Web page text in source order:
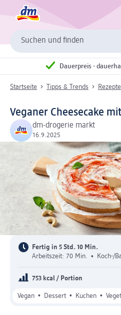
Suchen und finden
Dauerpreis -
Startseite Tipps & Trends Rezepte
Veganer Cheesecake
dm-drogerie markt
16.9.2025
Fertig in 5 Std. 10 Min.
Arbeitszeit: 70 Min. • Koch-/
753 kcal / Portion
Vegan • Dessert • Kuchen •